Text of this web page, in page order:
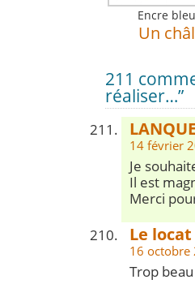
Encre
Un
211
réaliser…”
14 février
Je
Il est
Merci
Le locat
16 octobre
Trop